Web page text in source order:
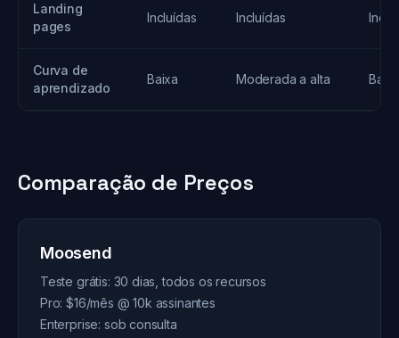
Landing
pages
Incluídas Incluídas
Curva de
aprendizado
Baixa Moderada a alta
Comparação de Preços
Moosend
Teste grátis: 30 dias, todos os recursos
Pro: $16/mês @ 10k assinantes
Enterprise: sob consulta